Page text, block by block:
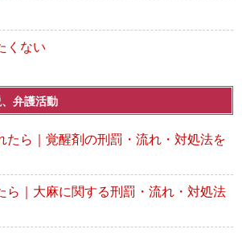
くない
弁護活動
たら｜覚醒剤の刑罰・流れ・対処法を
ら｜大麻に関する刑罰・流れ・対処法